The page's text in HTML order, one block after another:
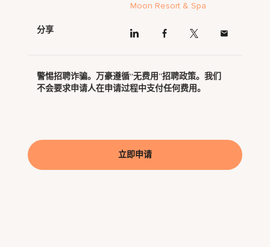
Moon Resort & Spa
分享
警惕招聘诈骗。万豪遵循“无费用”招聘政策。我们
不会要求申请人在申请过程中支付任何费用。
立即申请